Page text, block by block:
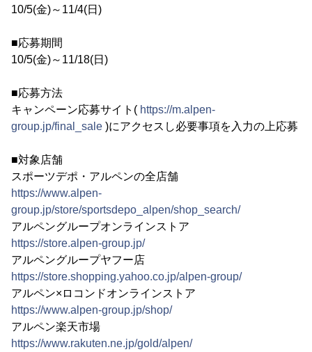
10/5(金)～11/4(日)
■応募期間
10/5(金)～11/18(日)
■応募方法
キャンペーン応募サイト( https://m.alpen-
group.jp/final_sale )にアクセスし必要事項を入力の上応募
■対象店舗
スポーツデポ・アルペンの全店舗
https://www.alpen-
group.jp/store/sportsdepo_alpen/shop_search/
アルペングループオンラインストア
https://store.alpen-group.jp/
アルペングループヤフー店
https://store.shopping.yahoo.co.jp/alpen-group/
アルペン×ロコンドオンラインストア
https://www.alpen-group.jp/shop/
アルペン楽天市場
https://www.rakuten.ne.jp/gold/alpen/